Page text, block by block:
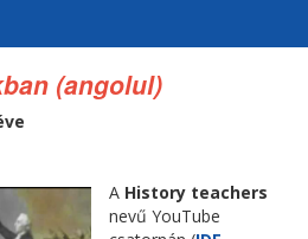
(angolul)
A History teachers
nevű YouTube